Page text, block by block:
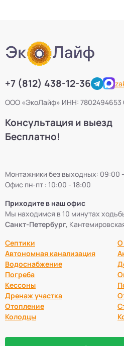
+7 (812) 438-12-36
ООО «ЭкоЛайф» ИНН: 7802494653
Консультация и выезд
Бесплатно!
Монтажники без выходных: 09:00
Офис пн-пт : 10:00 - 18:00
Приходите в наш офис
Мы находимся в 10 минутах
Санкт-Петербург,
Септики
Автономная канализация
Водоснабжение
Погреба
Кессоны
Дренаж участка
Отопление
Колодцы
О